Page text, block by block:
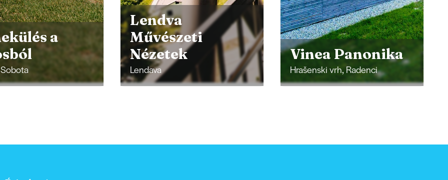
Vinea Panonika
Hrašenski vrh, Radenci
Turisztikai
Tanya Ferenc
Cankova